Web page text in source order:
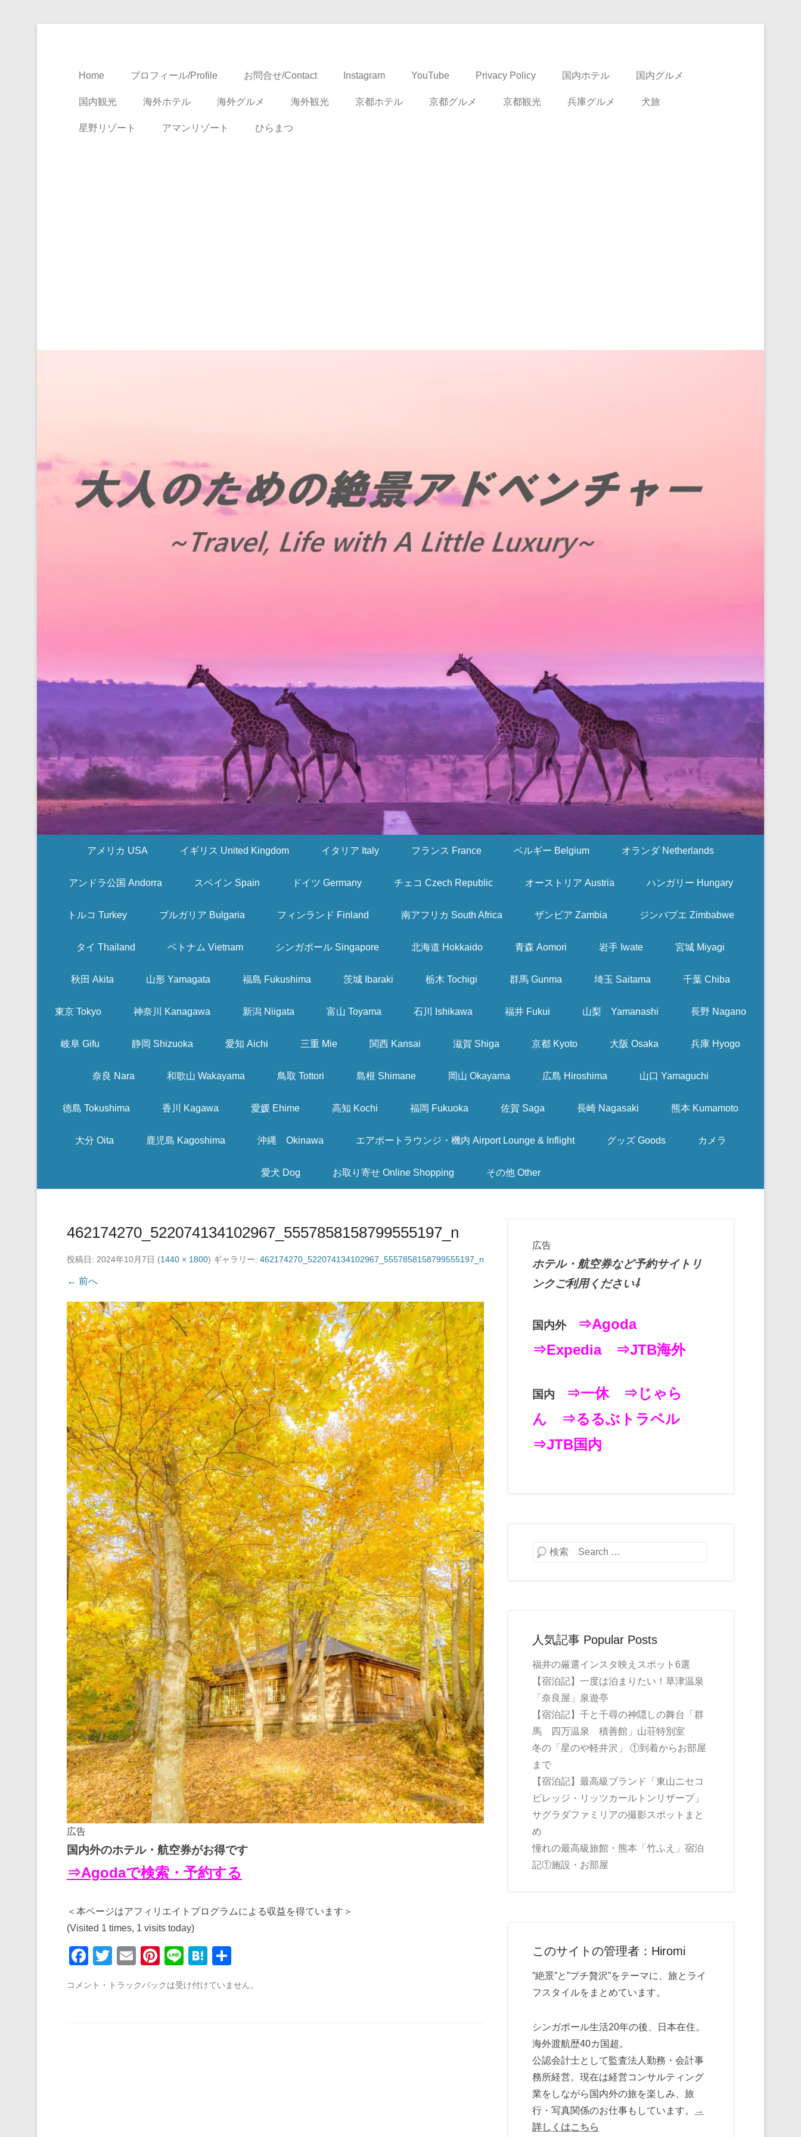
Home プロフィール/Profile お問合せ/Contact Instagram YouTube Privacy Policy 国内ホテル 国内グルメ
国内観光 海外ホテル 海外グルメ 海外観光 京都ホテル 京都グルメ 京都観光 兵庫グルメ 犬旅
星野リゾート アマンリゾート ひらまつ
アメリカ USA イギリス United Kingdom イタリア Italy フランス France ベルギー Belgium オランダ Netherlands
アンドラ公国 Andorra スペイン Spain ドイツ Germany チェコ Czech Republic オーストリア Austria ハンガリー Hungary
トルコ Turkey ブルガリア Bulgaria フィンランド Finland 南アフリカ South Africa ザンビア Zambia ジンバブエ Zimbabwe
タイ Thailand ベトナム Vietnam シンガポール Singapore 北海道 Hokkaido 青森 Aomori 岩手 Iwate 宮城 Miyagi
秋田 Akita 山形 Yamagata 福島 Fukushima 茨城 Ibaraki 栃木 Tochigi 群馬 Gunma 埼玉 Saitama 千葉 Chiba
東京 Tokyo 神奈川 Kanagawa 新潟 Niigata 富山 Toyama 石川 Ishikawa 福井 Fukui 山梨 Yamanashi 長野 Nagano
岐阜 Gifu 静岡 Shizuoka 愛知 Aichi 三重 Mie 関西 Kansai 滋賀 Shiga 京都 Kyoto 大阪 Osaka 兵庫 Hyogo
奈良 Nara 和歌山 Wakayama 鳥取 Tottori 島根 Shimane 岡山 Okayama 広島 Hiroshima 山口 Yamaguchi
徳島 Tokushima 香川 Kagawa 愛媛 Ehime 高知 Kochi 福岡 Fukuoka 佐賀 Saga 長崎 Nagasaki 熊本 Kumamoto
大分 Oita 鹿児島 Kagoshima 沖縄 Okinawa エアポートラウンジ・機内 Airport Lounge & Inflight グッズ Goods カメラ
愛犬 Dog お取り寄せ Online Shopping その他 Other
462174270_522074134102967_5557858158799555197_n
投稿日: 2024年10月7日 (1440 × 1800) ギャラリー: 462174270_522074134102967_5557858158799555197_n
← 前へ
広告
国内外のホテル・航空券がお得です
⇒Agodaで検索・予約する
＜本ページはアフィリエイトプログラムによる収益を得ています＞
(Visited 1 times, 1 visits today)
F
c
T
tt
E
ail
Pi
er
Li
e
H
e
コメント・トラックバックは受け付けていません。
広告
ホテル・航空券など予約サイトリ
ンクご利用ください⇩
国内外
⇒Agoda
⇒Expedia
⇒JTB海外
国内 ⇒一休
⇒じゃら
ん
⇒るるぶトラベル
⇒JTB国内
検索
人気記事 Popular Posts
福井の厳選インスタ映えスポット6選
【宿泊記】一度は泊まりたい！草津温泉
「奈良屋」泉遊亭
【宿泊記】千と千尋の神隠しの舞台「群
馬 四万温泉 積善館」山荘特別室
冬の「星のや軽井沢」 ①到着からお部屋
まで
【宿泊記】最高級ブランド「東山ニセコ
ビレッジ・リッツカールトンリザーブ」
サグラダファミリアの撮影スポットまと
め
憧れの最高級旅館・熊本「竹ふえ」宿泊
記①施設・お部屋
このサイトの管理者：Hiromi
”絶景”と”プチ贅沢”をテーマに、旅とライ
フスタイルをまとめています。
シンガポール生活20年の後、日本在住。
海外渡航歴40カ国超。
公認会計士として監査法人勤務・会計事
務所経営。現在は経営コンサルティング
業をしながら国内外の旅を楽しみ、旅
行・写真関係のお仕事もしています。
→
詳しくはこちら